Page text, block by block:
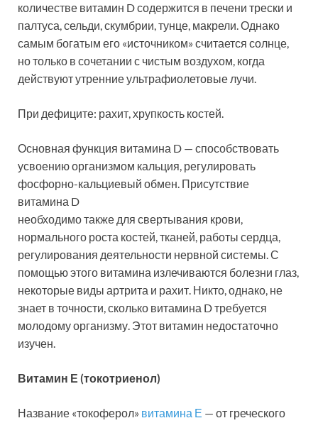
количестве витамин D содержится в печени трески и
палтуса, сельди, скумбрии, тунце, макрели. Однако
самым богатым его «источником» считается солнце,
но только в сочетании с чистым воздухом, когда
действуют утренние ультрафиолетовые лучи.
При дефиците: рахит, хрупкость костей.
Основная функция витамина D — способствовать
усвоению организмом кальция, регулировать
фосфорно-кальциевый обмен. Присутствие
витамина D
необходимо также для свертывания крови,
нормального роста костей, тканей, работы сердца,
регулирования деятельности нервной системы. С
помощью этого витамина излечиваются болезни глаз,
некоторые виды артрита и рахит. Никто, однако, не
знает в точности, сколько витамина D требуется
молодому организму. Этот витамин недостаточно
изучен.
Витамин Е (токотриенол)
Название «токоферол» витамина Е — от греческого